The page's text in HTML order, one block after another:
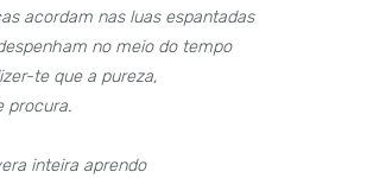
acordam nas luas espantadas
no meio do tempo
te que a pureza,
procura.
inteira aprendo